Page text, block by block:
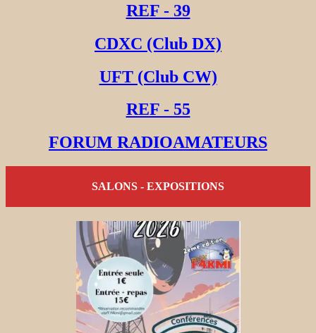
REF - 39
CDXC (Club DX)
UFT (Club CW)
REF - 55
FORUM RADIOAMATEURS
SALONS - EXPOSITIONS